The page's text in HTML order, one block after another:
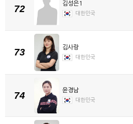
72 김성은1
대한민국
73 김사랑
대한민국
74 윤경남
대한민국